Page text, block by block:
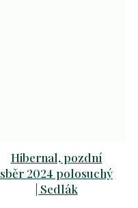
Hibernal, pozdní
sběr 2024 polosuchý
| Sedlák